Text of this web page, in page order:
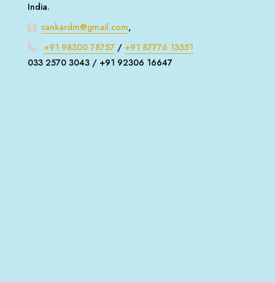
India.
sankardm@gmail.com,
+91 98300 78757 / +91 87776 13551
033 2570 3043 / +91 92306 16647